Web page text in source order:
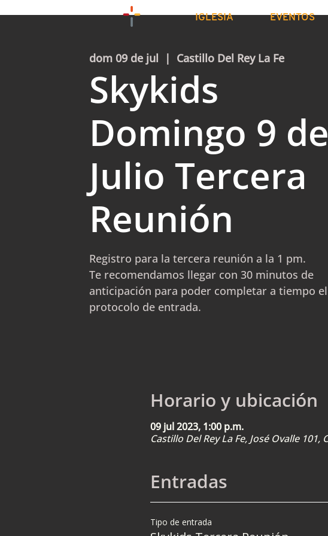
IGLESIA EVENTOS
dom 09 de jul
  |
Castillo Del Rey La Fe
Skykids
Domingo 9 de
Julio Tercera
Reunión
Registro para la tercera reunión a la 1 pm.
Te recomendamos llegar con 30 minutos de
anticipación para poder completar a tiempo el
protocolo de entrada.
Horario y ubicación
09 jul 2023, 1:00 p.m.
Castillo Del Rey La Fe, José Ovalle
Entradas
Tipo de entrada